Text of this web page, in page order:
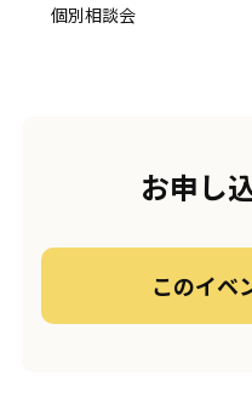
個別相談会
お申し
このイベ